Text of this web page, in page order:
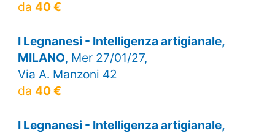
da 40 €
I Legnanesi - Intelligenza artigianale,
MILANO, Mer 27/01/27,
Via A. Manzoni 42
da 40 €
I Legnanesi - Intelligenza artigianale,